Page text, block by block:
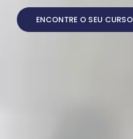
ENCONTRE O SEU CURSO